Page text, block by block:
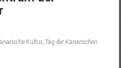
Kultur, Tag der Kanarischen